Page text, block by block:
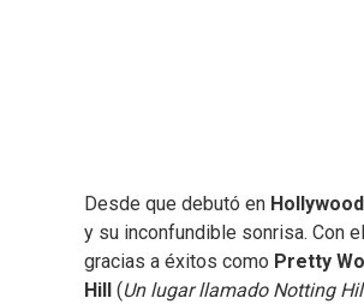
Desde que debutó en Hollywood
y su inconfundible sonrisa. Con
gracias a éxitos como Pretty
Hill
(Un lugar llamado Notting